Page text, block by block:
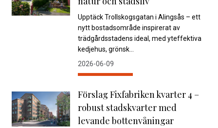
Upptäck Trollskogsgatan i Alingsås – ett
nytt bostadsområde inspirerat av
trädgårdsstadens ideal, med yteffektiva
kedjehus, grönsk...
2026-06-09
Förslag Fixfabriken kvarter 4 –
robust stadskvarter med
levande bottenvåningar